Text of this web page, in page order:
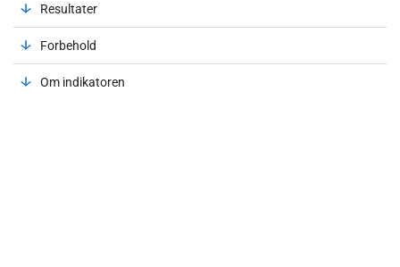
Resultater
Forbehold
Om indikatoren